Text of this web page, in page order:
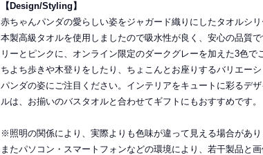
【Design/Styling】
赤ちゃんパンダの愛らしい姿をジャガード織りにしたタオルシ
本製高級タオルを使用しましたので吸水性が良く、安心の品質
リーとピンクに、オンライン限定のダークグレーを加えた3色で
ちよち歩きや木登りをしたり、ちょこんとお座りするバリエー
パンダの姿にご注目ください。インテリアをキュートに彩るデ
ルは、お揃いのバスタオルと合わせてギフトにもおすすめです。
※照明の関係により、実際よりも色味が違って見える場合があり
またパソコン・スマートフォンなどの環境により、若干製品と